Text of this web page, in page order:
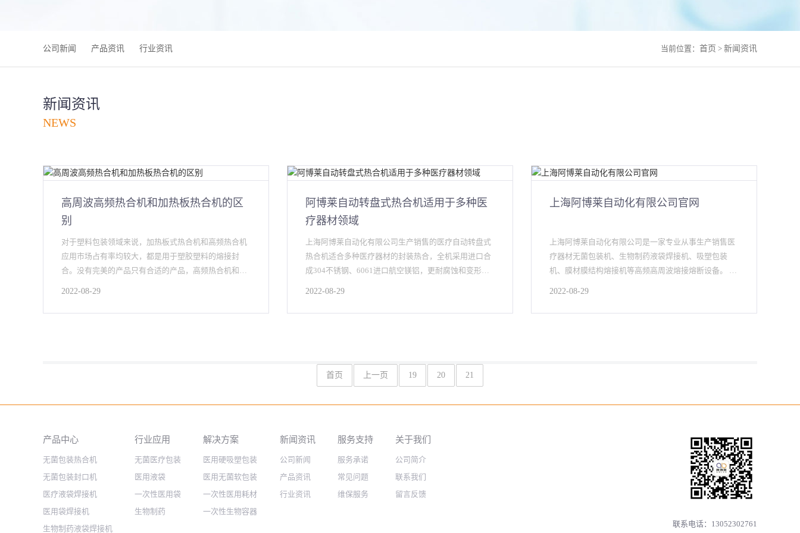
公司新闻 产品资讯 行业资讯 当前位置： 首页 > 新闻资讯
新闻资讯
NEWS
高周波高频热合机和加热板热合机的区
别
对于塑料包装领域来说，加热板式热合机和高频热合机
应用市场占有率均较大，都是用于塑胶塑料的熔接封
合。没有完美的产品只有合适的产品，高频热合机和加
2022-08-29
阿博莱自动转盘式热合机适用于多种医
疗器材领域
上海阿博莱自动化有限公司生产销售的医疗自动转盘式
热合机适合多种医疗器材的封装热合，全机采用进口合
成304不锈钢、6061进口航空镁铝，更耐腐蚀和变形。
2022-08-29
上海阿博莱自动化有限公司官网
上海阿博莱自动化有限公司是一家专业从事生产销售医
疗器材无菌包装机、生物制药液袋焊接机、吸塑包装
机、膜材膜结构熔接机等高频高周波熔接熔断设备。 公
设备。
2022-08-29
首页 上一页 19 20 21
产品中心
无菌包装热合机
无菌包装封口机
医疗液袋焊接机
医用袋焊接机
生物制药液袋焊接机
行业应用
无菌医疗包装
医用液袋
一次性医用袋
生物制药
解决方案
医用硬吸塑包装
医用无菌软包装
一次性医用耗材
一次性生物容器
新闻资讯
公司新闻
产品资讯
行业资讯
服务支持
服务承诺
常见问题
维保服务
关于我们
公司简介
联系我们
留言反馈
联系电话：13052302761